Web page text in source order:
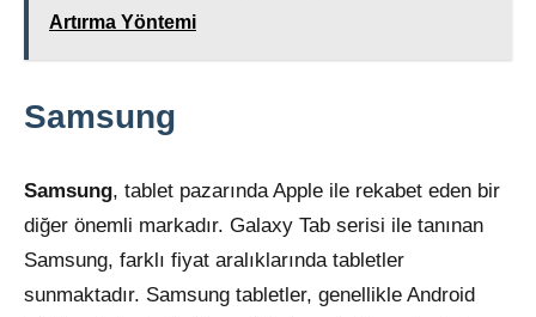
Artırma Yöntemi
Samsung
Samsung, tablet pazarında Apple ile rekabet eden bir
diğer önemli markadır. Galaxy Tab serisi ile tanınan
Samsung, farklı fiyat aralıklarında tabletler
sunmaktadır. Samsung tabletler, genellikle Android